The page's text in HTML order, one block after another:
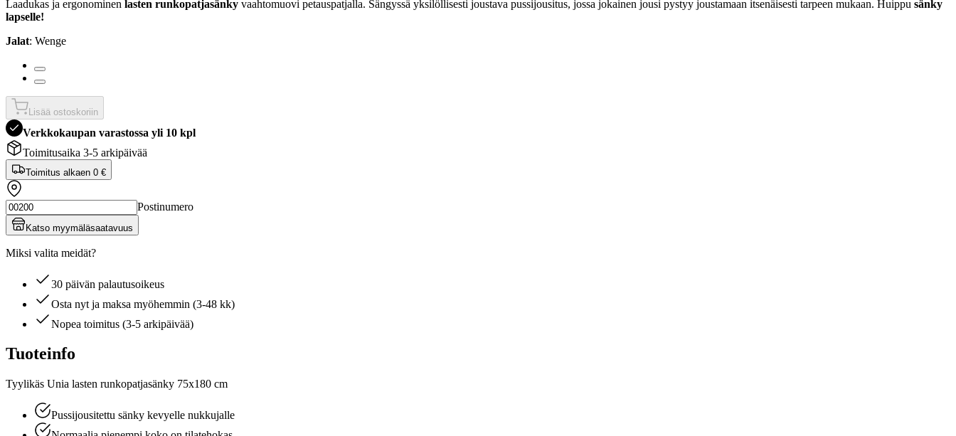
Laadukas ja ergonominen lasten runkopatjasänky vaahtomuovi petauspatjalla. Sängyssä yksilöllisesti joustava pussijousitus, jossa jokainen jousi pystyy joustamaan itsenäisesti tarpeen mukaan. Huippu sänky
lapselle!
Jalat: Wenge
Lisää ostoskoriin
Verkkokaupan varastossa yli 10 kpl
Toimitusaika 3-5 arkipäivää
Toimitus alkaen 0 €
Postinumero
Katso myymäläsaatavuus
Miksi valita meidät?
30 päivän palautusoikeus
Osta nyt ja maksa myöhemmin (3-48 kk)
Nopea toimitus (3-5 arkipäivää)
Tuoteinfo
Tyylikäs Unia lasten runkopatjasänky 75x180 cm
Pussijousitettu sänky kevyelle nukkujalle